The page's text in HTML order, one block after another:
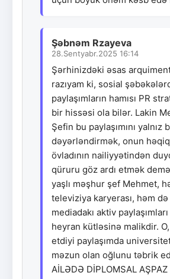
Şəbnəm Rzayeva
28.Sentyabr.2025 16:14
Şərhinizdəki əsas
razıyam ki, sosial
paylaşımların hamısı PR
bir hissəsi ola bilər. Lakin
Şefin bu paylaşımını yalnız
dəyərləndirmək, onun
övladının nailiyyətindən
qüruru göz ardı etmək
yaşlı məşhur şef Mehmet,
televiziya karyerası, həm
mediadakı aktiv
heyran kütləsinə malikdir.
etdiyi paylaşımda
məzun olan oğlunu təbrik
AİLƏDƏ DİPLOMSAL AŞPAZ